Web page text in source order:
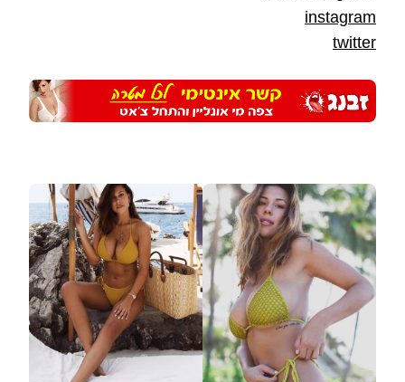
instagram
twitter